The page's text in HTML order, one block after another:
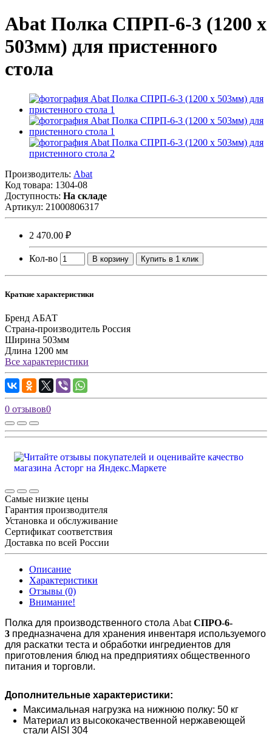
Abat Полка СПРП-6-3 (1200 x
503мм) для пристенного
стола
Производитель: Abat
Код товара: 1304-08
Доступность: На складе
Артикул: 21000806317
2 470.00 ₽
Кол-во В корзину Купить в 1 клик
Краткие характеристики
Бренд АБАТ
Страна-производитель Россия
Ширина 503мм
Длина 1200 мм
Все характеристики
0 отзывов0
Самые низкие цены
Гарантия производителя
Установка и обслуживание
Сертификат соответствия
Доставка по всей России
Описание
Характеристики
Отзывы (0)
Внимание!
Полка для производственного стола Abat СПРО-6-
3 предназначена для хранения инвентаря используемого
для раскатки теста и обработки ингредиентов для
приготовления блюд на предприятиях общественного
питания и торговли.
Дополнительные характеристики:
Максимальная нагрузка на нижнюю полку: 50 кг
Материал из высококачественной нержавеющей
стали AISI 304